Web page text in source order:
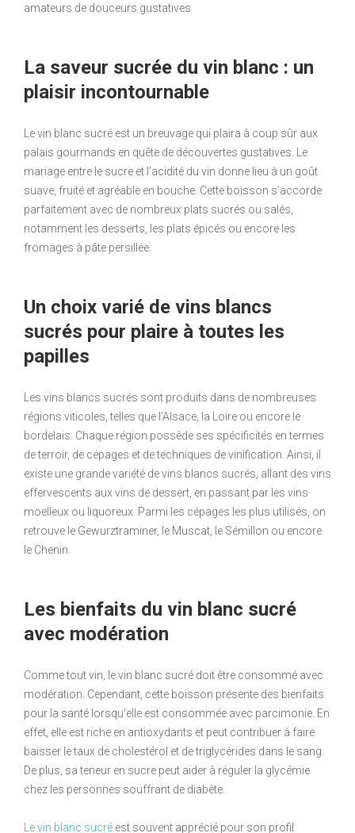
amateurs de douceurs gustatives
La saveur sucrée du vin blanc : un
plaisir incontournable
Le vin blanc sucré est un breuvage qui plaira à coup sûr aux
palais gourmands en quête de découvertes gustatives. Le
mariage entre le sucre et l’acidité du vin donne lieu à un goût
suave, fruité et agréable en bouche. Cette boisson s’accorde
parfaitement avec de nombreux plats sucrés ou salés,
notamment les desserts, les plats épicés ou encore les
fromages à pâte persillée.
Un choix varié de vins blancs
sucrés pour plaire à toutes les
papilles
Les vins blancs sucrés sont produits dans de nombreuses
régions viticoles, telles que l’Alsace, la Loire ou encore le
bordelais. Chaque région possède ses spécificités en termes
de terroir, de cépages et de techniques de vinification. Ainsi, il
existe une grande variété de vins blancs sucrés, allant des vins
effervescents aux vins de dessert, en passant par les vins
moelleux ou liquoreux. Parmi les cépages les plus utilisés, on
retrouve le Gewurztraminer, le Muscat, le Sémillon ou encore
le Chenin.
Les bienfaits du vin blanc sucré
avec modération
Comme tout vin, le vin blanc sucré doit être consommé avec
modération. Cependant, cette boisson présente des bienfaits
pour la santé lorsqu’elle est consommée avec parcimonie. En
effet, elle est riche en antioxydants et peut contribuer à faire
baisser le taux de cholestérol et de triglycérides dans le sang.
De plus, sa teneur en sucre peut aider à réguler la glycémie
chez les personnes souffrant de diabète.
Le vin blanc sucré est souvent apprécié pour son profil